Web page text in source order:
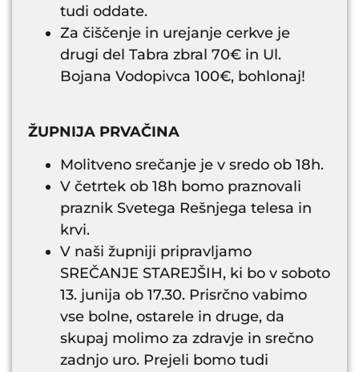
tudi oddate.
Za čiščenje in urejanje cerkve je
drugi del Tabra zbral 70€ in Ul.
Bojana Vodopivca 100€, bohlonaj!
ŽUPNIJA PRVAČINA
Molitveno srečanje je v sredo ob 18h.
V četrtek ob 18h bomo praznovali
praznik Svetega Rešnjega telesa in
krvi.
V naši župniji pripravljamo
SREČANJE STAREJŠIH, ki bo v soboto
13. junija ob 17.30. Prisrčno vabimo
vse bolne, ostarele in druge, da
skupaj molimo za zdravje in srečno
zadnjo uro. Prejeli bomo tudi